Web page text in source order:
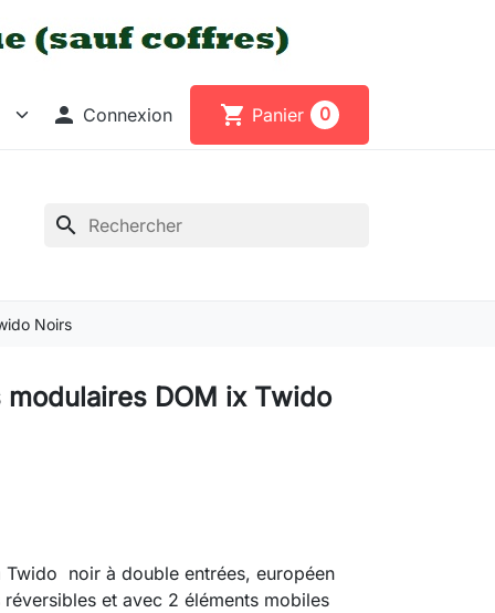
 Connexion shopping_cart Panier 0
search
Noirs
DOM ix Twido
Twido noir à double entrées, européen
et avec 2 éléments mobiles